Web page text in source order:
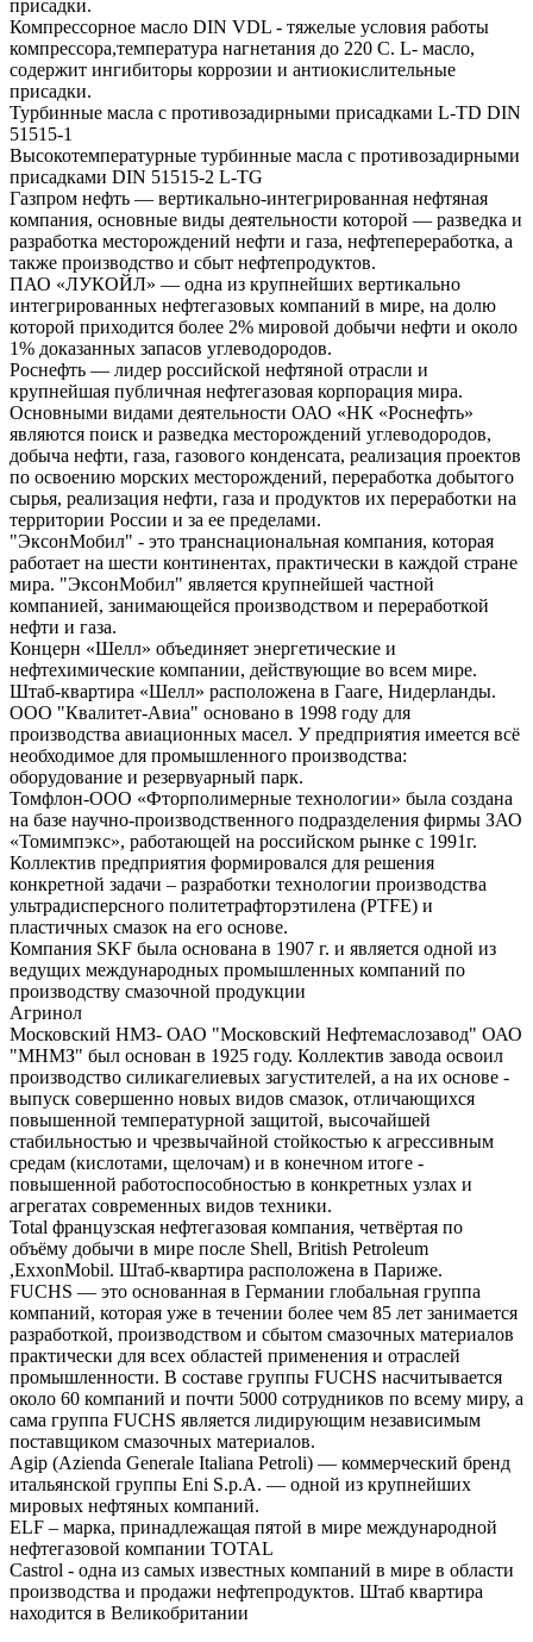
присадки.
Компрессорное масло DIN VDL - тяжелые условия работы
компрессора,температура нагнетания до 220 С. L- масло,
содержит ингибиторы коррозии и антиокислительные
присадки.
Турбинные масла с противозадирными присадками L-TD DIN
51515-1
Высокотемпературные турбинные масла с противозадирными
присадками DIN 51515-2 L-TG
Газпром нефть — вертикально-интегрированная нефтяная
компания, основные виды деятельности которой — разведка и
разработка месторождений нефти и газа, нефтепереработка, а
также производство и сбыт нефтепродуктов.
ПАО «ЛУКОЙЛ» — одна из крупнейших вертикально
интегрированных нефтегазовых компаний в мире, на долю
которой приходится более 2% мировой добычи нефти и около
1% доказанных запасов углеводородов.
Роснефть — лидер российской нефтяной отрасли и
крупнейшая публичная нефтегазовая корпорация мира.
Основными видами деятельности ОАО «НК «Роснефть»
являются поиск и разведка месторождений углеводородов,
добыча нефти, газа, газового конденсата, реализация проектов
по освоению морских месторождений, переработка добытого
сырья, реализация нефти, газа и продуктов их переработки на
территории России и за ее пределами.
"ЭксонМобил" - это транснациональная компания, которая
работает на шести континентах, практически в каждой стране
мира. "ЭксонМобил" является крупнейшей частной
компанией, занимающейся производством и переработкой
нефти и газа.
Концерн «Шелл» объединяет энергетические и
нефтехимические компании, действующие во всем мире.
Штаб-квартира «Шелл» расположена в Гааге, Нидерланды.
ООО "Квалитет-Авиа" основано в 1998 году для
производства авиационных масел. У предприятия имеется всё
необходимое для промышленного производства:
оборудование и резервуарный парк.
Томфлон-ООО «Фторполимерные технологии» была создана
на базе научно-производственного подразделения фирмы ЗАО
«Томимпэкс», работающей на российском рынке с 1991г.
Коллектив предприятия формировался для решения
конкретной задачи – разработки технологии производства
ультрадисперсного политетрафторэтилена (PTFE) и
пластичных смазок на его основе.
Компания SKF была основана в 1907 г. и является одной из
ведущих международных промышленных компаний по
производству смазочной продукции
Агринол
Московский НМЗ- ОАО "Московский Нефтемаслозавод" ОАО
"МНМЗ" был основан в 1925 году. Коллектив завода освоил
производство силикагелиевых загустителей, а на их основе -
выпуск совершенно новых видов смазок, отличающихся
повышенной температурной защитой, высочайшей
стабильностью и чрезвычайной стойкостью к агрессивным
средам (кислотами, щелочам) и в конечном итоге -
повышенной работоспособностью в конкретных узлах и
агрегатах современных видов техники.
Total французская нефтегазовая компания, четвёртая по
объёму добычи в мире после Shell, British Petroleum
,ExxonMobil. Штаб-квартира расположена в Париже.
FUCHS — это основанная в Германии глобальная группа
компаний, которая уже в течении более чем 85 лет занимается
разработкой, производством и сбытом смазочных материалов
практически для всех областей применения и отраслей
промышленности. В составе группы FUCHS насчитывается
около 60 компаний и почти 5000 сотрудников по всему миру, а
сама группа FUCHS является лидирующим независимым
поставщиком смазочных материалов.
Agip (Azienda Generale Italiana Petroli) — коммерческий бренд
итальянской группы Eni S.p.A. — одной из крупнейших
мировых нефтяных компаний.
ELF – марка, принадлежащая пятой в мире международной
нефтегазовой компании TOTAL
Castrol - одна из самых известных компаний в мире в области
производства и продажи нефтепродуктов. Штаб квартира
находится в Великобритании